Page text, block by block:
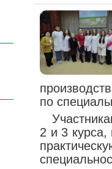
по
2 и 3 курса,